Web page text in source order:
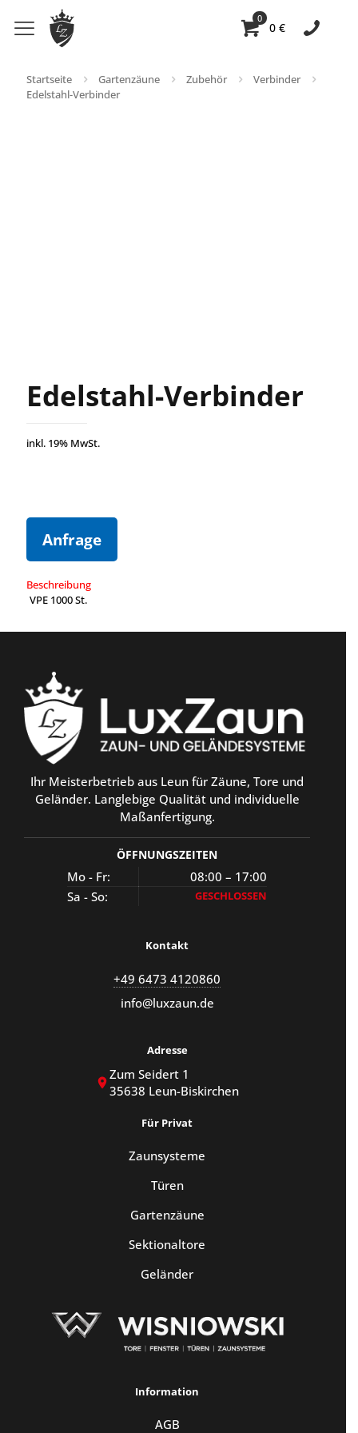
0
0 €
Startseite Gartenzäune Zubehör
Verbinder
Edelstahl-Verbinder
Edelstahl-Verbinder
inkl. 19% MwSt.
Anfrage
Beschreibung
VPE 1000 St.
Ihr Meisterbetrieb aus Leun für Zäune, Tore und
Geländer. Langlebige Qualität und individuelle
Maßanfertigung.
ÖFFNUNGSZEITEN
Mo - Fr:
08:00 – 17:00
Sa - So:
GESCHLOSSEN
Kontakt
+49 6473 4120860
info@luxzaun.de
Adresse
Zum Seidert 1
35638 Leun-Biskirchen
Für Privat
Zaunsysteme
Türen
Gartenzäune
Sektionaltore
Geländer
Information
AGB